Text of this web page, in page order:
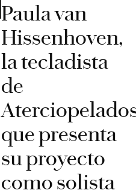
Paula van
Hissenhoven,
la tecladista
de
que presenta
su proyecto
como solista